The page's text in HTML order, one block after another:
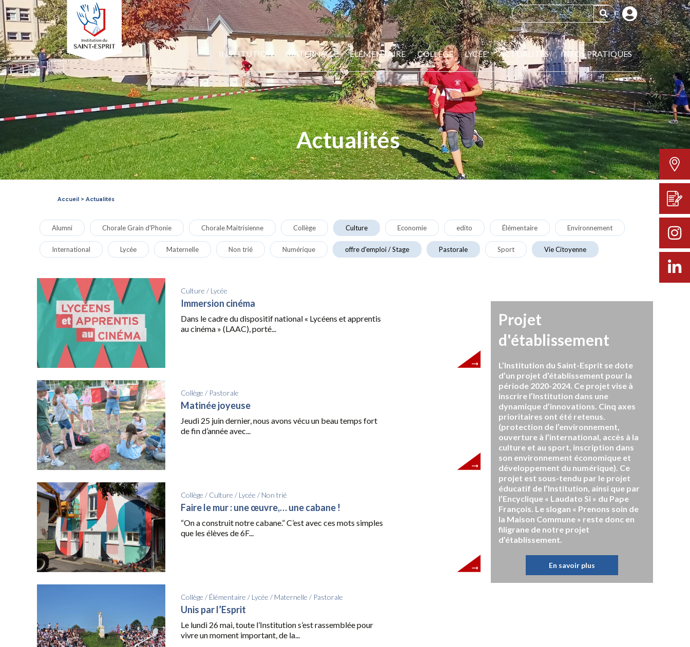
INSTITUTION MATERNELLE ELÉMENTAIRE COLLÈGE LYCÉE ACTUALITÉS INFOS PRATIQUES
Actualités
Accueil > Actualités
Alumni Chorale Grain d'Phonie Chorale Maitrisienne Collège Culture Economie edito Élémentaire Environnement
International Lycée Maternelle Non trié Numérique offre d'emploi / Stage Pastorale Sport Vie Citoyenne
Culture / Lycée
Immersion cinéma
Dans le cadre du dispositif national « Lycéens et apprentis
au cinéma » (LAAC), porté...
Collège / Pastorale
Matinée joyeuse
Jeudi 25 juin dernier, nous avons vécu un beau temps fort
de fin d’année avec...
Collège / Culture / Lycée / Non trié
Faire le mur : une œuvre,… une cabane !
“On a construit notre cabane.” C’est avec ces mots simples
que les élèves de 6F...
Collège / Élémentaire / Lycée / Maternelle / Pastorale
Unis par l’Esprit
Le lundi 26 mai, toute l’Institution s’est rassemblée pour
vivre un moment important, de la...
Projet
d'établissement
L’Institution du Saint-Esprit se dote
d’un projet d’établissement pour la
période 2020-2024. Ce projet vise à
inscrire l’Institution dans une
dynamique d’innovations. Cinq axes
prioritaires ont été retenus.
(protection de l’environnement,
ouverture à l’international, accès à la
culture et au sport, inscription dans
son environnement économique et
développement du numérique). Ce
projet est sous-tendu par le projet
éducatif de l’Institution, ainsi que par
l’Encyclique « Laudato Si » du Pape
François. Le slogan « Prenons soin de
la Maison Commune » reste donc en
filigrane de notre projet
d’établissement.
En savoir plus